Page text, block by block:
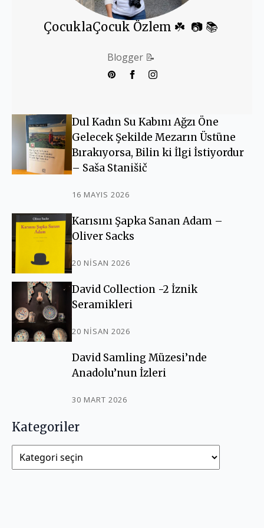
ÇocuklaÇocuk Özlem ☘️ 📷 📚
Blogger 📝
Dul Kadın Su Kabını Ağzı Öne
Gelecek Şekilde Mezarın Üstüne
Bırakıyorsa, Bilin ki İlgi İstiyordur
– Saša Stanišič
16 MAYIS 2026
Karısını Şapka Sanan Adam –
Oliver Sacks
20 NISAN 2026
David Collection -2 İznik
Seramikleri
20 NISAN 2026
David Samling Müzesi’nde
Anadolu’nun İzleri
30 MART 2026
Kategoriler
Kategoriler